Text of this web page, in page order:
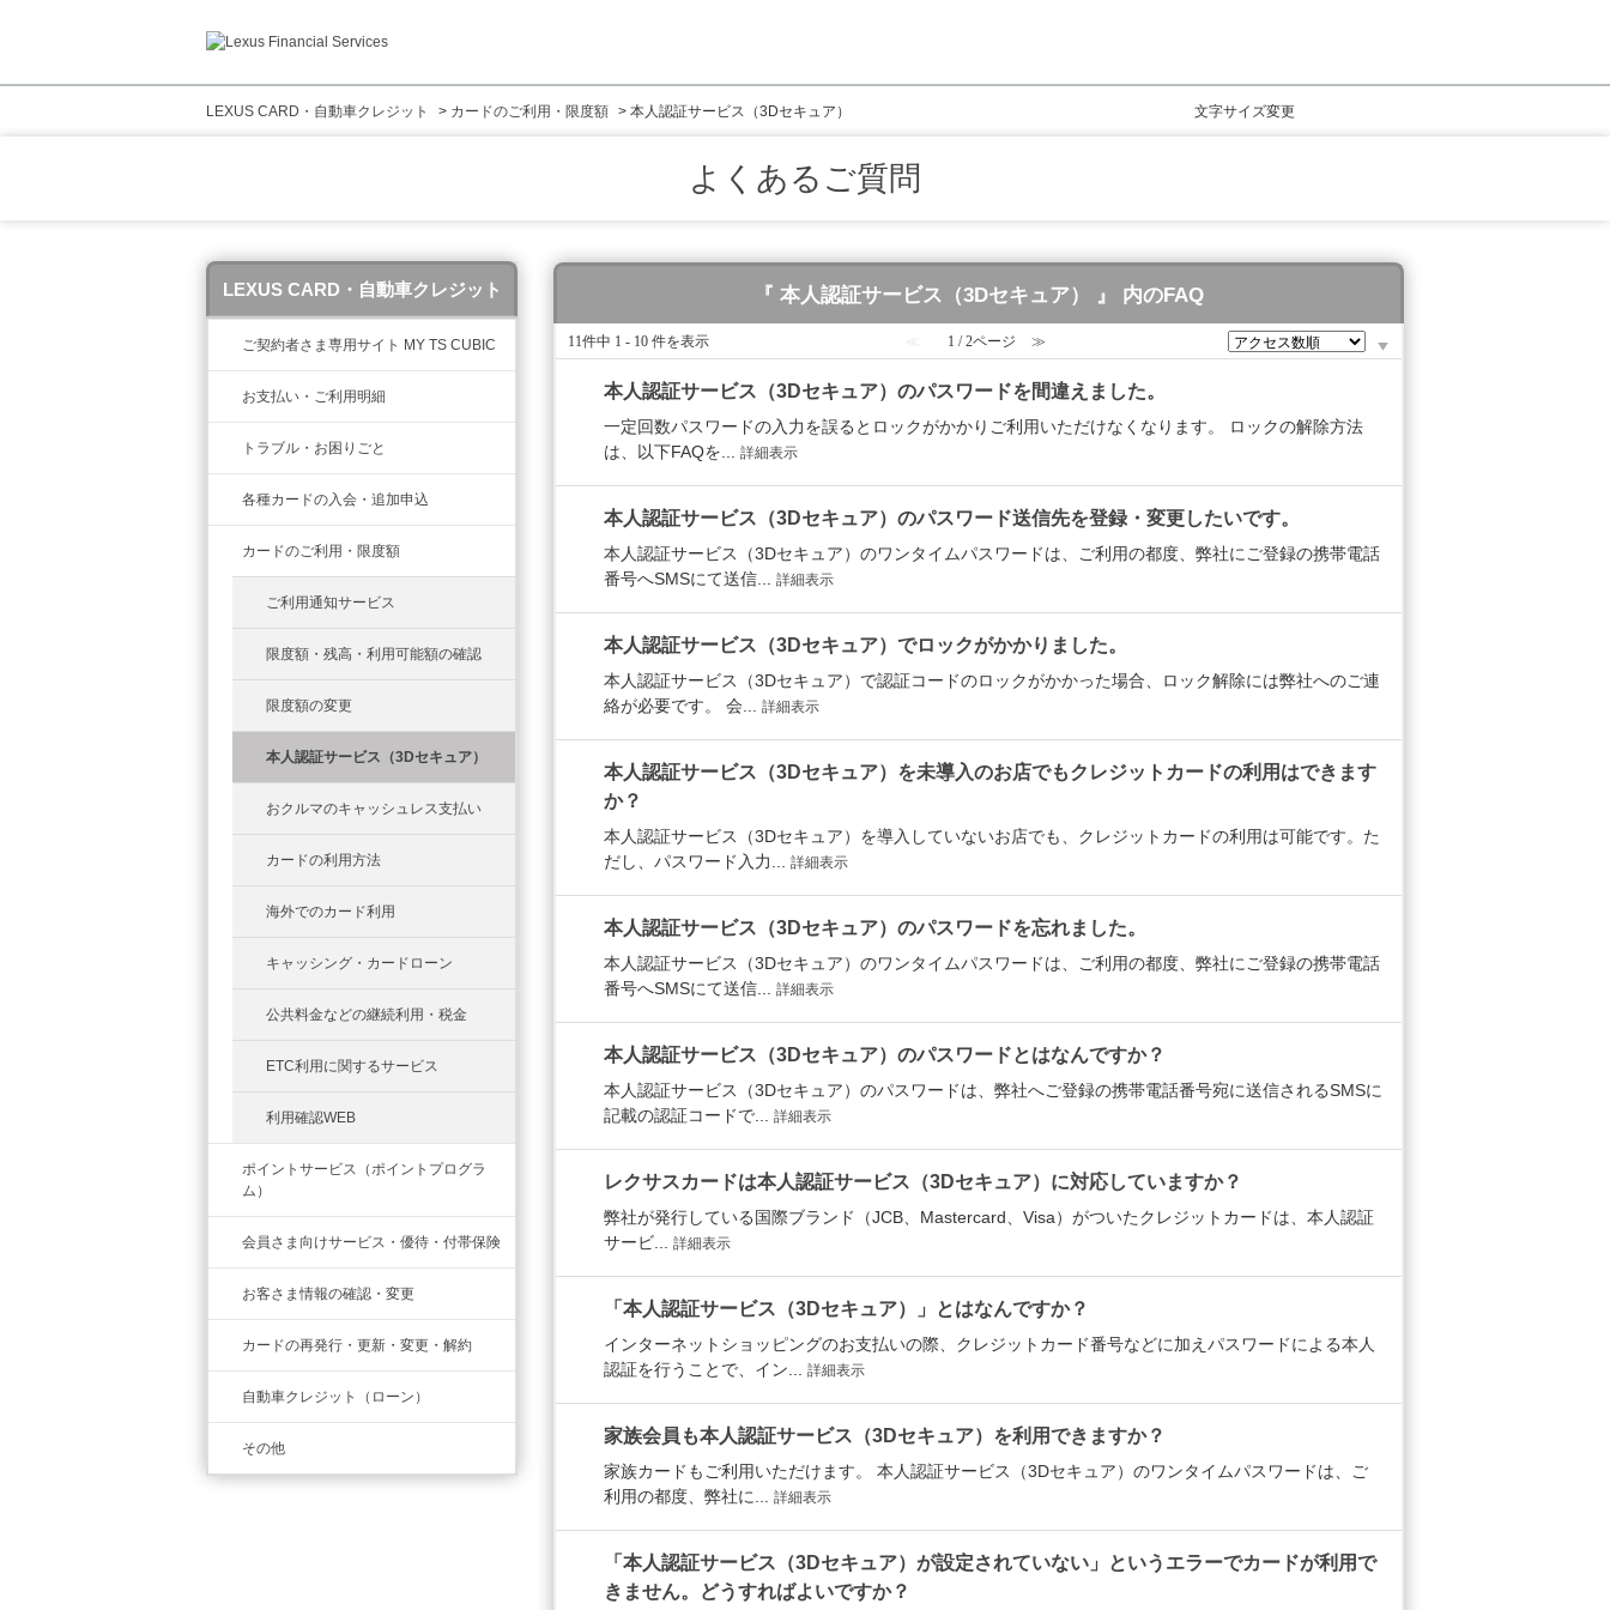
文字サイズ変更
LEXUS CARD・自動車クレジット > カードのご利用・限度額 > 本人認証サービス（3Dセキュア）
LEXUS CARD・自動車クレジット
ご契約者さま専用サイト MY TS CUBIC
お支払い・ご利用明細
トラブル・お困りごと
各種カードの入会・追加申込
カードのご利用・限度額
ご利用通知サービス
限度額・残高・利用可能額の確認
限度額の変更
本人認証サービス（3Dセキュア）
おクルマのキャッシュレス支払い
カードの利用方法
海外でのカード利用
キャッシング・カードローン
公共料金などの継続利用・税金
ETC利用に関するサービス
利用確認WEB
ポイントサービス（ポイントプログラ
ム）
会員さま向けサービス・優待・付帯保険
お客さま情報の確認・変更
カードの再発行・更新・変更・解約
自動車クレジット（ローン）
その他
よくあるご質問
『 本人認証サービス（3Dセキュア） 』 内のFAQ
11件中 1 - 10 件を表示 ≪ 1 / 2ページ ≫
本人認証サービス（3Dセキュア）のパスワードを間違えました。
一定回数パスワードの入力を誤るとロックがかかりご利用いただけなくなります。 ロックの解除方法
は、以下FAQを...
詳細表示
本人認証サービス（3Dセキュア）のパスワード送信先を登録・変更したいです。
本人認証サービス（3Dセキュア）のワンタイムパスワードは、ご利用の都度、弊社にご登録の携帯電話
番号へSMSにて送信...
詳細表示
本人認証サービス（3Dセキュア）でロックがかかりました。
本人認証サービス（3Dセキュア）で認証コードのロックがかかった場合、ロック解除には弊社へのご連
絡が必要です。 会...
詳細表示
本人認証サービス（3Dセキュア）を未導入のお店でもクレジットカードの利用はできます
か？
本人認証サービス（3Dセキュア）を導入していないお店でも、クレジットカードの利用は可能です。た
だし、パスワード入力...
詳細表示
本人認証サービス（3Dセキュア）のパスワードを忘れました。
本人認証サービス（3Dセキュア）のワンタイムパスワードは、ご利用の都度、弊社にご登録の携帯電話
番号へSMSにて送信...
詳細表示
本人認証サービス（3Dセキュア）のパスワードとはなんですか？
本人認証サービス（3Dセキュア）のパスワードは、弊社へご登録の携帯電話番号宛に送信されるSMSに
記載の認証コードで...
詳細表示
レクサスカードは本人認証サービス（3Dセキュア）に対応していますか？
弊社が発行している国際ブランド（JCB、Mastercard、Visa）がついたクレジットカードは、本人認証
サービ...
詳細表示
「本人認証サービス（3Dセキュア）」とはなんですか？
インターネットショッピングのお支払いの際、クレジットカード番号などに加えパスワードによる本人
認証を行うことで、イン...
詳細表示
家族会員も本人認証サービス（3Dセキュア）を利用できますか？
家族カードもご利用いただけます。 本人認証サービス（3Dセキュア）のワンタイムパスワードは、ご
利用の都度、弊社に...
詳細表示
「本人認証サービス（3Dセキュア）が設定されていない」というエラーでカードが利用で
きません。どうすればよいですか？